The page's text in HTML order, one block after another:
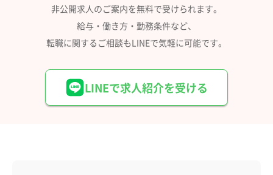
非公開求人のご案内を無料で受けられます。
給与・働き方・勤務条件など、
転職に関するご相談もLINEで気軽に可能です。
LINEで求人紹介を受ける